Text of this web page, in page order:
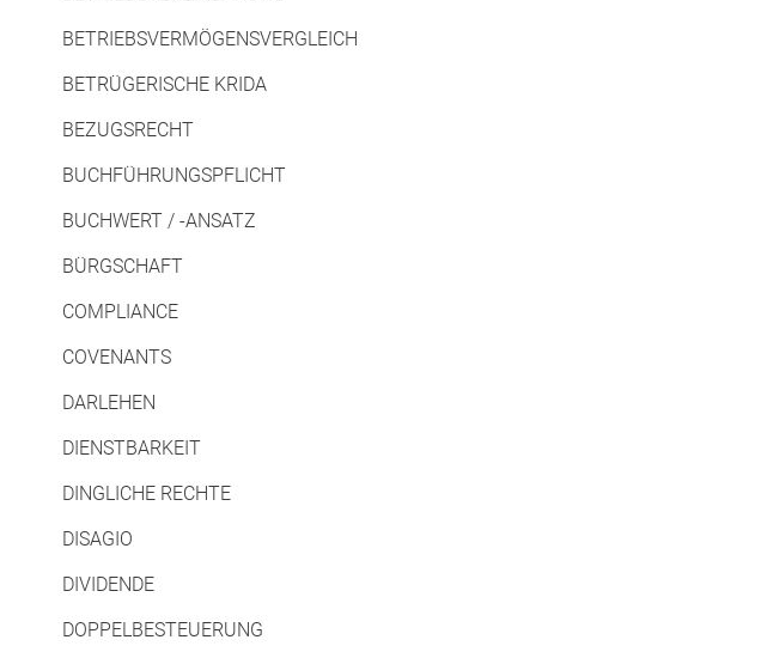
BETRIEBSVERMÖGENSVERGLEICH
BETRÜGERISCHE KRIDA
BEZUGSRECHT
BUCHFÜHRUNGSPFLICHT
BUCHWERT / -ANSATZ
BÜRGSCHAFT
COMPLIANCE
COVENANTS
DARLEHEN
DIENSTBARKEIT
DINGLICHE RECHTE
DISAGIO
DIVIDENDE
DOPPELBESTEUERUNG